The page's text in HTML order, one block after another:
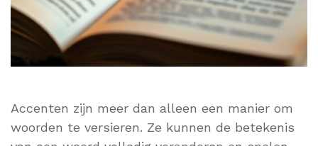
Accenten zijn meer dan alleen een manier om
woorden te versieren. Ze kunnen de betekenis